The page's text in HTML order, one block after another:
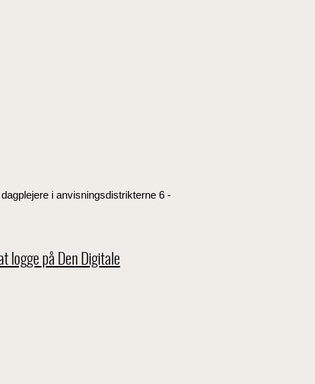
i anvisningsdistrikterne 6 -
logge på Den Digitale